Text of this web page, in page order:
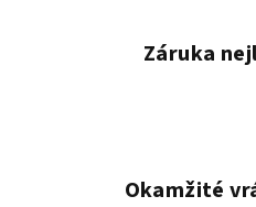
Záruka
Okamžité